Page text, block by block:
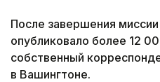
После завершения
опубликовало более 12
собственный
в Вашингтоне.